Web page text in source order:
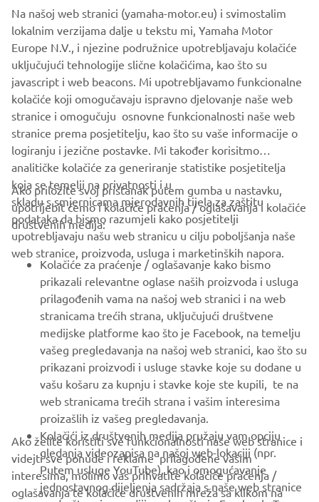
make this 'Faster Son' truly a motorcycle for modern
times. From the Renthal handlebars wrapped in Duane
Ballard Custom Leather that matches the seat and front
fork tool pouch, to the shortened swingarm suspended by
Fox RC1 Podium 14-inch performance rear shocks,
contemporary specialty components blend with style from
the past.
CORPORATE
FOR BUSINESS
MORE YAMAHA
SUPPORT
BILTEN
Budite prvi koji će saznati o najnovijim ponudama, posebnim
događajima, novim izdanjima i još mnogo toga
Na našoj web stranici (yamaha-motor.eu) i svimostalim
lokalnim verzijama dalje u tekstu mi, Yamaha Motor
Europe N.V., i njezine podružnice upotrebljavaju kolačiće
uključujući tehnologije slične kolačićima, kao što su
javascript i web beacons. Mi upotrebljavamo funkcionalne
kolačiće koji omogučavaju ispravno djelovanje naše web
stranice i omogučuju osnovne funkcionalnosti naše web
stranice prema posjetitelju, kao što su vaše informacije o
logiranju i jezične postavke. Mi također korisitmo
analitičke kolačiće za generiranje statistike posjetitelja
koja se temelji na privatnosti i u
skladu s smjernicama mjerodavnih tijela za zaštitu
podataka da bismo razumjeli kako posjetitelji
upotrebljavaju našu web stranicu u cilju poboljšanja naše
web stranice, proizvoda, usluga i marketinških napora.
Ako priložite svoj pristanak putem gumba u nastavku,
upotrijebit ćemo i kolačiće praćenja / oglašavanja i kolačiće
društvenih medija:
Kolačiće za praćenje / oglašavanje kako bismo
prikazali relevantne oglase naših proizvoda i usluga
prilagođenih vama na našoj web stranici i na web
stranicama trećih strana, uključujući društvene
medijske platforme kao što je Facebook, na temelju
vašeg pregledavanja na našoj web stranici, kao što su
prikazani proizvodi i usluge stavke koje su dodane u
vašu košaru za kupnju i stavke koje ste kupili, te na
web stranicama trećih strana i vašim interesima
proizašlih iz vašeg pregledavanja.
Kolačići iz društvenih medija pružaju vam opciju
gledanja videozapisa na našoj web-lokaciji (npr.
Putem usluge YouTube), kao i omogućavanje
jednostavnog dijeljenja sadržaja s naše web stranice
Ako želite koristiti sve funkcionalnosti naše web stranice i
videjti sve ponude i reklame prilagođene vašim
interesima, molimo vas prihvatite kolačiće praćenja /
oglašavanja te kolačiće društvenih mreža sa klikom na